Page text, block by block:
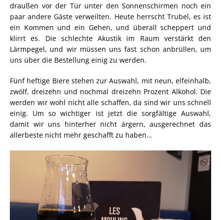
draußen vor der Tür unter den Sonnenschirmen noch ein
paar andere Gäste verweilten. Heute herrscht Trubel, es ist
ein Kommen und ein Gehen, und überall scheppert und
klirrt es. Die schlechte Akustik im Raum verstärkt den
Lärmpegel, und wir müssen uns fast schon anbrüllen, um
uns über die Bestellung einig zu werden.
Fünf heftige Biere stehen zur Auswahl, mit neun, elfeinhalb,
zwölf, dreizehn und nochmal dreizehn Prozent Alkohol. Die
werden wir wohl nicht alle schaffen, da sind wir uns schnell
einig. Um so wichtiger ist jetzt die sorgfältige Auswahl,
damit wir uns hinterher nicht ärgern, ausgerechnet das
allerbeste nicht mehr geschafft zu haben…